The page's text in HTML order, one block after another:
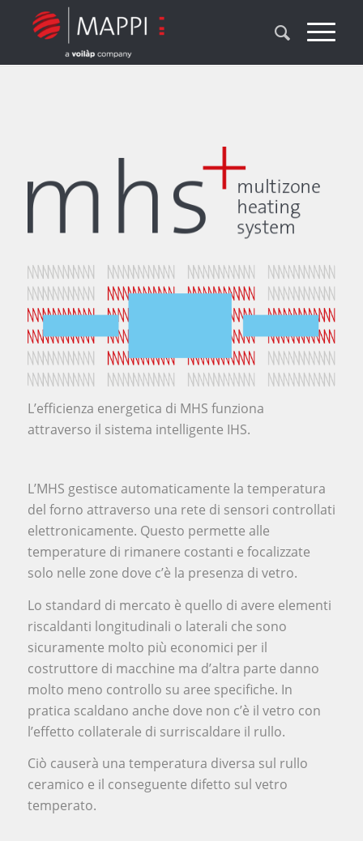
L’efficienza energetica di MHS funziona
attraverso il sistema intelligente IHS.
L’MHS gestisce automaticamente la temperatura
del forno attraverso una rete di sensori controllati
elettronicamente. Questo permette alle
temperature di rimanere costanti e focalizzate
solo nelle zone dove c’è la presenza di vetro.
Lo standard di mercato è quello di avere elementi
riscaldanti longitudinali o laterali che sono
sicuramente molto più economici per il
costruttore di macchine ma d’altra parte danno
molto meno controllo su aree specifiche. In
pratica scaldano anche dove non c’è il vetro con
l’effetto collaterale di surriscaldare il rullo.
Ciò causerà una temperatura diversa sul rullo
ceramico e il conseguente difetto sul vetro
temperato.